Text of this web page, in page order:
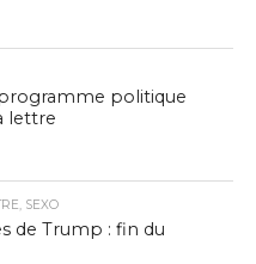
politique
lettre
SEXO
de Trump : fin du